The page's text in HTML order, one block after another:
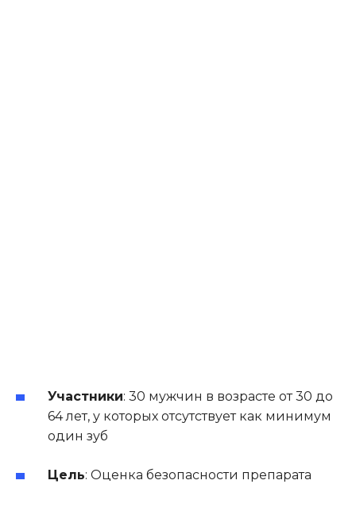
Участники: 30 мужчин в возрасте от 30 до
64 лет, у которых отсутствует как минимум
один зуб
Цель: Оценка безопасности препарата